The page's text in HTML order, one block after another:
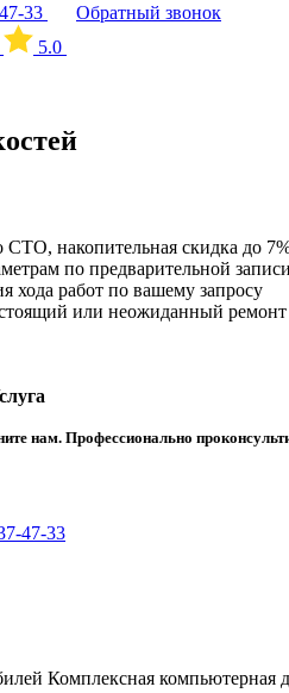
33
Обратный звонок
5.0
накопительная скидка до
по предварительной записи
хода работ по вашему запросу
или неожиданный ремонт
нам. Профессионально
47-33
Комплексная компьютерная